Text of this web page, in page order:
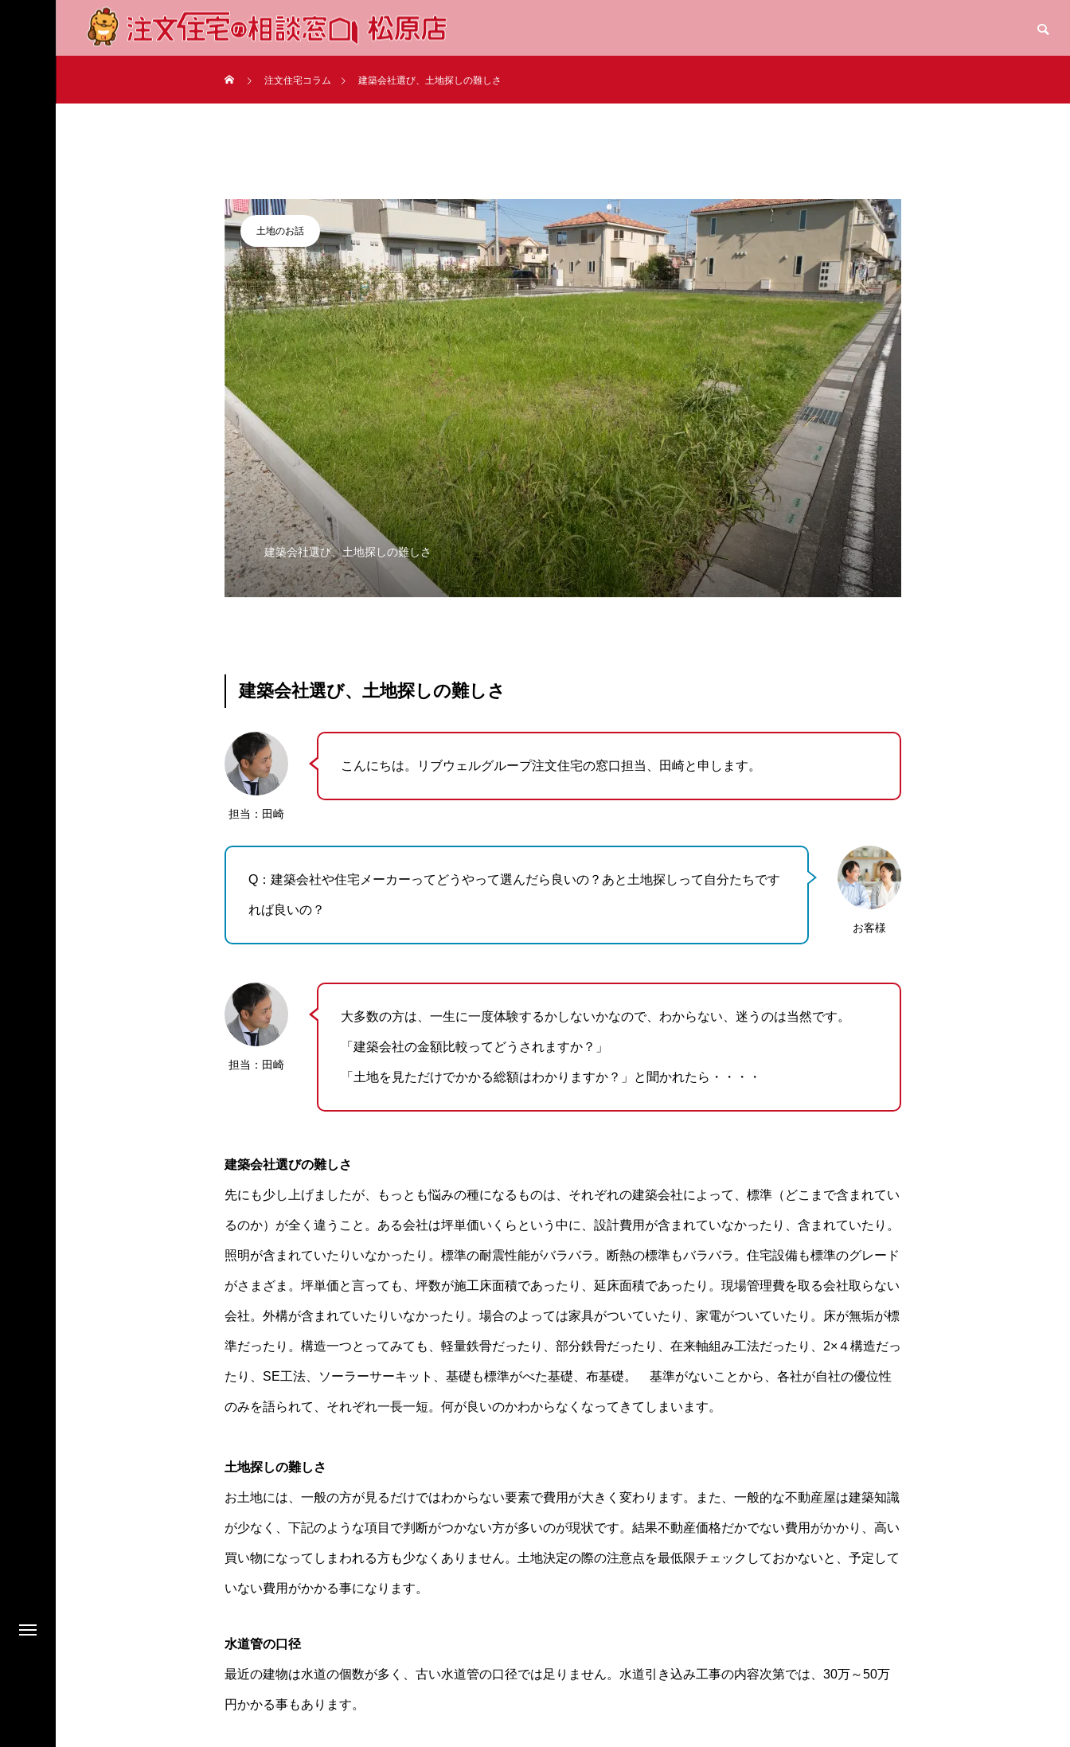
注文住宅コラム 建築会社選び、土地探しの難しさ
土地のお話
建築会社選び、土地探しの難しさ
建築会社選び、土地探しの難しさ
担当：田崎
こんにちは。リブウェルグループ注文住宅の窓口担当、田崎と申します。
お客様
Q：建築会社や住宅メーカーってどうやって選んだら良いの？あと土地探しって自分たちです
れば良いの？
担当：田崎
大多数の方は、一生に一度体験するかしないかなので、わからない、迷うのは当然です。
「建築会社の金額比較ってどうされますか？」
「土地を見ただけでかかる総額はわかりますか？」と聞かれたら・・・・
建築会社選びの難しさ
先にも少し上げましたが、もっとも悩みの種になるものは、それぞれの建築会社によって、標準（どこまで含まれてい
るのか）が全く違うこと。ある会社は坪単価いくらという中に、設計費用が含まれていなかったり、含まれていたり。
照明が含まれていたりいなかったり。標準の耐震性能がバラバラ。断熱の標準もバラバラ。住宅設備も標準のグレード
がさまざま。坪単価と言っても、坪数が施工床面積であったり、延床面積であったり。現場管理費を取る会社取らない
会社。外構が含まれていたりいなかったり。場合のよっては家具がついていたり、家電がついていたり。床が無垢が標
準だったり。構造一つとってみても、軽量鉄骨だったり、部分鉄骨だったり、在来軸組み工法だったり、2×４構造だっ
たり、SE工法、ソーラーサーキット、基礎も標準がべた基礎、布基礎。 基準がないことから、各社が自社の優位性
のみを語られて、それぞれ一長一短。何が良いのかわからなくなってきてしまいます。
土地探しの難しさ
お土地には、一般の方が見るだけではわからない要素で費用が大きく変わります。また、一般的な不動産屋は建築知識
が少なく、下記のような項目で判断がつかない方が多いのが現状です。結果不動産価格だかでない費用がかかり、高い
買い物になってしまわれる方も少なくありません。土地決定の際の注意点を最低限チェックしておかないと、予定して
いない費用がかかる事になります。
水道管の口径
最近の建物は水道の個数が多く、古い水道管の口径では足りません。水道引き込み工事の内容次第では、30万～50万
円かかる事もあります。